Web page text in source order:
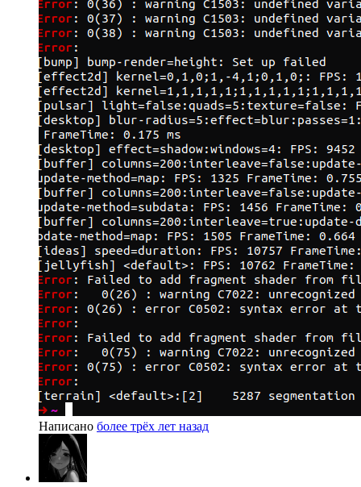
Написано более трёх лет назад